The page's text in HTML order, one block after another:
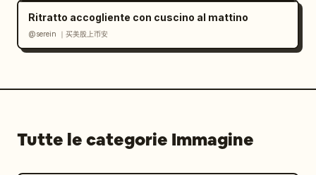
Ritratto accogliente con cuscino al mattino
@serein ｜买美股上币安
Tutte le categorie Immagine